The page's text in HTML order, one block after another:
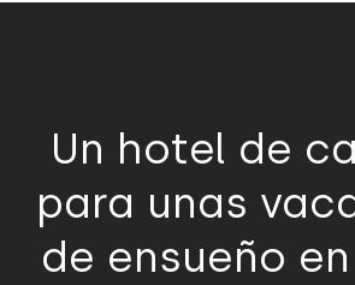
Un hotel de
para unas
de ensueño